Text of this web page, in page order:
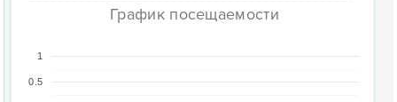
График посещаемости
0.5
1